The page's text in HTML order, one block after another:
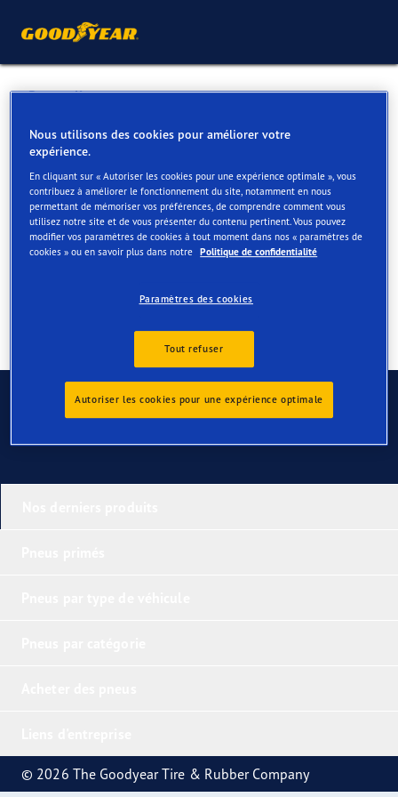
Retour liste
NV SCANCAR ANTWERPEN
Services disponibles en ligne et en magasin
Contact Services
Contactez-nous
© 2026 The Goodyear Tire & Rubber Company
Nous utilisons des cookies pour améliorer votre
expérience.
En cliquant sur « Autoriser les cookies pour une expérience optimale », vous
contribuez à améliorer le fonctionnement du site, notamment en nous
permettant de mémoriser vos préférences, de comprendre comment vous
utilisez notre site et de vous présenter du contenu pertinent. Vous pouvez
modifier vos paramètres de cookies à tout moment dans nos « paramètres de
cookies » ou en savoir plus dans notre Politique de confidentialité
Paramètres des cookies
Tout refuser
Autoriser les cookies pour une expérience optimale